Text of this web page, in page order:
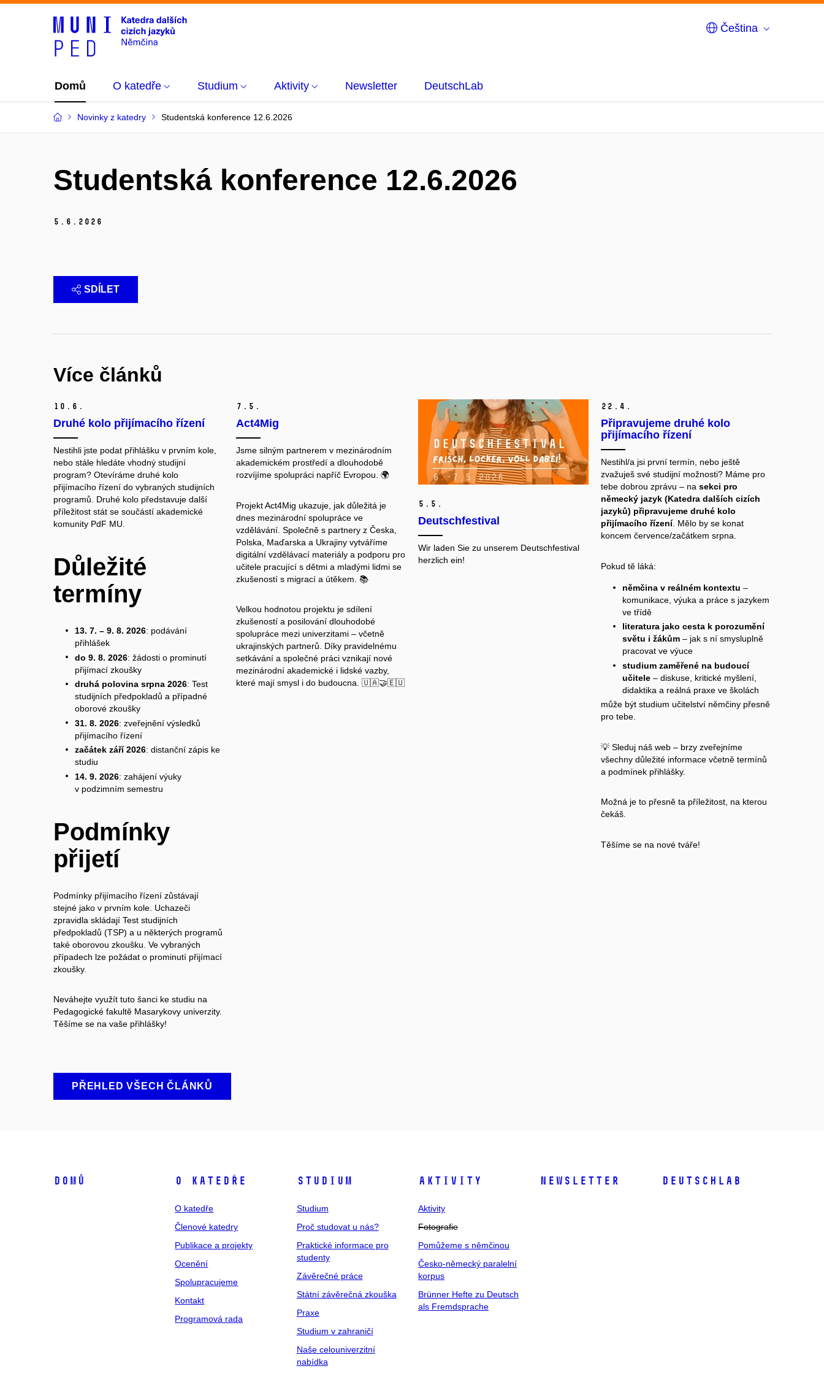
Čeština
Domů O katedře Studium Aktivity Newsletter DeutschLab
Novinky z katedry Studentská konference 12.6.2026
Studentská konference 12.6.2026
5. 6. 2026
SDÍLET
Více článků
10. 6.
Druhé kolo přijímacího řízení
Nestihli jste podat přihlášku v prvním kole,
nebo stále hledáte vhodný studijní
program? Otevíráme druhé kolo
přijímacího řízení do vybraných studijních
programů. Druhé kolo představuje další
příležitost stát se součástí akademické
komunity PdF MU.
Důležité
termíny
13. 7. – 9. 8. 2026: podávání
přihlášek
do 9. 8. 2026: žádosti o prominutí
přijímací zkoušky
druhá polovina srpna 2026: Test
studijních předpokladů a případné
oborové zkoušky
31. 8. 2026: zveřejnění výsledků
přijímacího řízení
začátek září 2026: distanční zápis ke
studiu
14. 9. 2026: zahájení výuky
v podzimním semestru
Podmínky
přijetí
Podmínky přijímacího řízení zůstávají
stejné jako v prvním kole. Uchazeči
zpravidla skládají Test studijních
předpokladů (TSP) a u některých programů
také oborovou zkoušku. Ve vybraných
případech lze požádat o prominutí přijímací
zkoušky.
Neváhejte využít tuto šanci ke studiu na
Pedagogické fakultě Masarykovy univerzity.
Těšíme se na vaše přihlášky!
7. 5.
Act4Mig
Jsme silným partnerem v mezinárodním
akademickém prostředí a dlouhodobě
rozvíjíme spolupráci napříč Evropou. 🌍
Projekt Act4Mig ukazuje, jak důležitá je
dnes mezinárodní spolupráce ve
vzdělávání. Společně s partnery z Česka,
Polska, Maďarska a Ukrajiny vytváříme
digitální vzdělávací materiály a podporu pro
učitele pracující s dětmi a mladými lidmi se
zkušeností s migrací a útěkem. 📚
Velkou hodnotou projektu je sdílení
zkušeností a posilování dlouhodobé
spolupráce mezi univerzitami – včetně
ukrajinských partnerů. Díky pravidelnému
setkávání a společné práci vznikají nové
mezinárodní akademické i lidské vazby,
které mají smysl i do budoucna. 🇺🇦🤝🇪🇺
5. 5.
Deutschfestival
Wir laden Sie zu unserem Deutschfestival
herzlich ein!
22. 4.
Připravujeme druhé kolo
přijímacího řízení
Nestihl/a jsi první termín, nebo ještě
zvažuješ své studijní možnosti? Máme pro
tebe dobrou zprávu – na sekci pro
německý jazyk (Katedra dalších cizích
jazyků) připravujeme druhé kolo
přijímacího řízení. Mělo by se konat
koncem července/začátkem srpna.
Pokud tě láká:
němčina v reálném kontextu –
komunikace, výuka a práce s jazykem
ve třídě
literatura jako cesta k porozumění
světu i žákům– jak s ní smysluplně
pracovat ve výuce
studium zaměřené na budoucí
učitele– diskuse, kritické myšlení,
didaktika a reálná praxe ve školách
může být studium učitelství němčiny přesně
pro tebe.
💡 Sleduj náš web – brzy zveřejníme
všechny důležité informace včetně termínů
a podmínek přihlášky.
Možná je to přesně ta příležitost, na kterou
čekáš.
Těšíme se na nové tváře!
PŘEHLED VŠECH ČLÁNKŮ
Domů O katedře
O katedře
Členové katedry
Publikace a projekty
Ocenění
Spolupracujeme
Kontakt
Programová rada
Studium
Studium
Proč studovat u nás?
Praktické informace pro
studenty
Závěrečné práce
Státní závěrečná zkouška
Praxe
Studium v zahraničí
Naše celouniverzitní
nabídka
Aktivity
Aktivity
Fotografie
Pomůžeme s němčinou
Česko-německý paralelní
korpus
Brünner Hefte zu Deutsch
als Fremdsprache
Newsletter DeutschLab